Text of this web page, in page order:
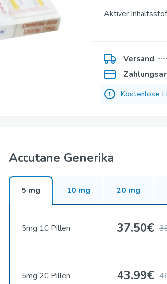
Levitra Original
Aktiver
Versand
Kostenlose
Accutane Generika
5 mg 10 mg 20 mg
5mg 10 Pillen 37.50€
5mg 20 Pillen 43.99€